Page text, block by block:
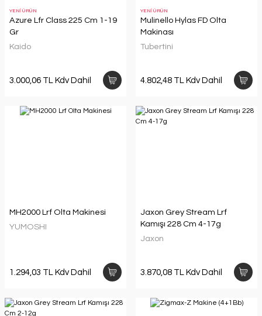
YENİ ÜRÜN
Azure Lfr Class 225 Cm 1-19
Gr
Kaido
3.000,06 TL Kdv Dahil
YENİ ÜRÜN
Mulinello Hylas FD Olta
Makinası
Tubertini
4.802,48 TL Kdv Dahil
MH2000 Lrf Olta Makinesi
YUMOSHI
1.294,03 TL Kdv Dahil
Jaxon Grey Stream Lrf
Kamışı 228 Cm 4-17g
Jaxon
3.870,08 TL Kdv Dahil